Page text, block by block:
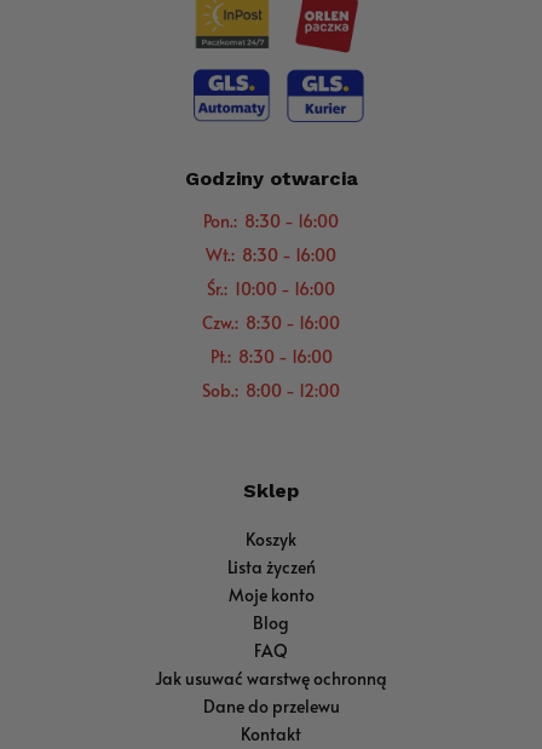
Godziny otwarcia
Pon.: 8:30 - 16:00
Wt.: 8:30 - 16:00
Śr.: 10:00 - 16:00
Czw.: 8:30 - 16:00
Pt.: 8:30 - 16:00
Sob.: 8:00 - 12:00
Sklep
Koszyk
Lista życzeń
Moje konto
Blog
FAQ
Jak usuwać warstwę ochronną
Dane do przelewu
Kontakt